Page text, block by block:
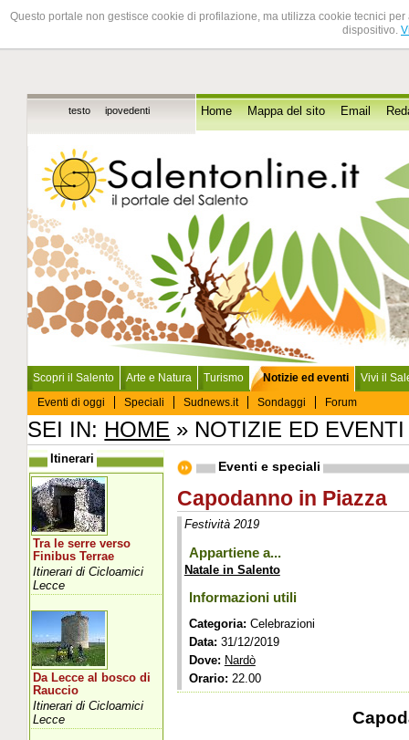
Questo portale non gestisce cookie di profilazione, ma utilizza cookie tecnici
dispositivo.
testo ipovedenti Home Mappa del sito Email
Scopri il Salento Arte e Natura Turismo
Notizie ed eventi
Eventi di oggi
Speciali Sudnews.it Sondaggi Forum
Vivi il
SEI IN: HOME » NOTIZIE ED
Eventi e speciali
Capodanno in Piazza
Festività 2019
Appartiene a...
Natale in Salento
Informazioni utili
Categoria: Celebrazioni
Data: 31/12/2019
Dove: Nardò
Orario: 22.00
Itinerari
Tra le serre verso
Finibus Terrae
Itinerari di Cicloamici
Lecce
Da Lecce al bosco di
Rauccio
Itinerari di Cicloamici
Lecce